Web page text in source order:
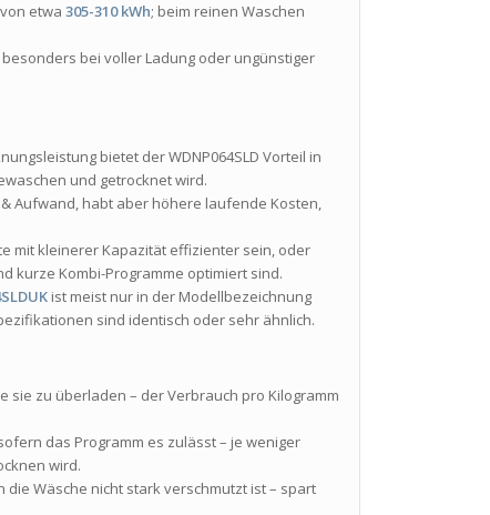
von etwa305-310 kWh; beim reinen Waschen
bei voller Ladung oder ungünstiger
bietet der WDNP064SLD Vorteil in
und getrocknet wird.
Aufwand, habt aber höhere laufende Kosten,
mit kleinerer Kapazität effizienter sein, oder
kurze Kombi-Programme optimiert sind.
ist meist nur in der Modellbezeichnung
sind identisch oder sehr ähnlich.
sie zu überladen – der Verbrauch pro Kilogramm
das Programm es zulässt – je weniger
wird.
die Wäsche nicht stark verschmutzt ist – spart